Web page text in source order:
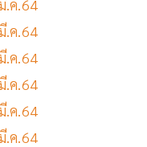
.ค.64
.ค.64
.ค.64
.ค.64
.ค.64
.ค.64